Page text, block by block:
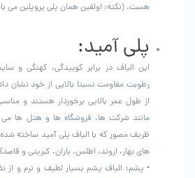
هست. (نکته: اولفین همان پلی پروپلین می
پلی آمید:
این الیاف در برابر کوبیدگی، کهنگی و
رطوبت مقاومت نسبتا بالایی از خود نشان
از طول عمر بالایی برخوردار هستند و
مانند شرکت ها، فروشگاه ها و هتل ها
ظریف مصور که با الیاف پلی آمید ساخته
های بهار، اروند، اطلس، باران، کبریتی و
• پشم: الیاف پشم بسیار لطیف و نرم و از